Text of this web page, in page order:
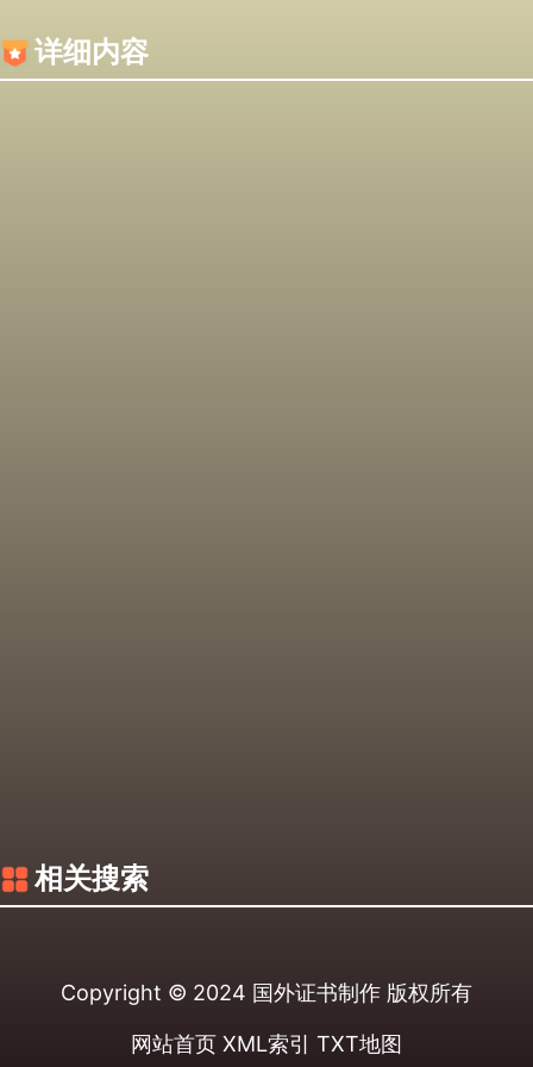
详细内容
相关搜索
Copyright © 2024 国外证书制作 版权所有
网站首页 XML索引 TXT地图